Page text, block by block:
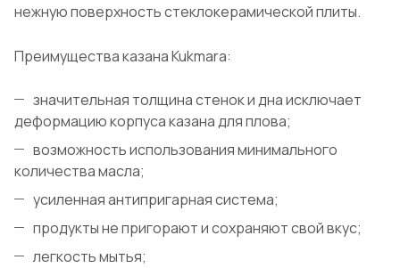
нежную поверхность стеклокерамической плиты.
Преимущества казана Kukmara:
значительная толщина стенок и дна исключает
деформацию корпуса казана для плова;
возможность использования минимального
количества масла;
усиленная антипригарная система;
продукты не пригорают и сохраняют свой вкус;
легкость мытья;